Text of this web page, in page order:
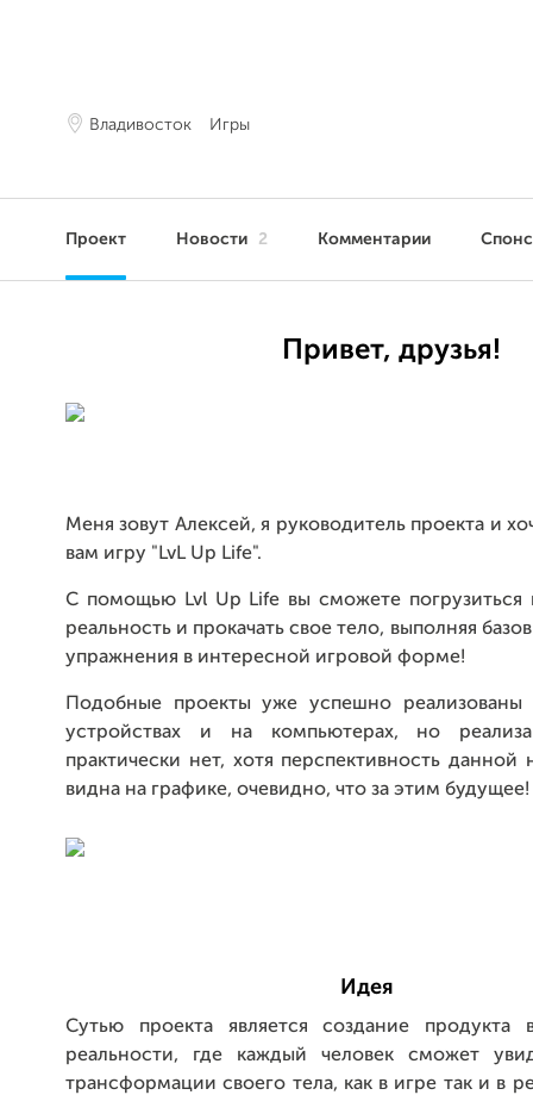
Владивосток Игры
Проект Новости 2 Комментарии
Привет, друзья!
Меня зовут Алексей, я руководитель проекта и
вам игру "LvL Up Life".
С помощью Lvl Up Life вы сможете погрузиться
реальность и прокачать свое тело, выполняя
упражнения в интересной игровой форме!
Подобные проекты уже успешно
устройствах и на компьютерах, но
практически нет, хотя перспективность данной
видна на графике, очевидно, что за этим будущее!
Идея
Сутью проекта является создание продукта
реальности, где каждый человек сможет
трансформации своего тела, как в игре так и в